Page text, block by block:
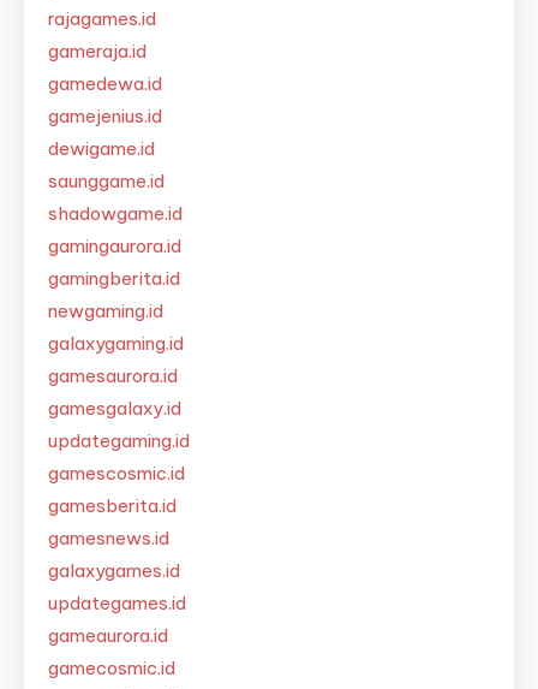
rajagames.id
gameraja.id
gamedewa.id
gamejenius.id
dewigame.id
saunggame.id
shadowgame.id
gamingaurora.id
gamingberita.id
newgaming.id
galaxygaming.id
gamesaurora.id
gamesgalaxy.id
updategaming.id
gamescosmic.id
gamesberita.id
gamesnews.id
galaxygames.id
updategames.id
gameaurora.id
gamecosmic.id